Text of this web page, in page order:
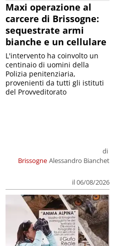
Maxi operazione al
carcere di Brissogne:
sequestrate armi
bianche e un cellulare
Brissogne
di
Alessandro Bianchet
il 06/08/2026
L'intervento ha coinvolto un
centinaio di uomini della
Polizia penitenziaria,
provenienti da tutti gli istituti
del Provveditorato